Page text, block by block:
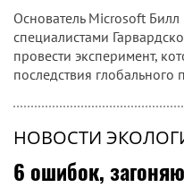
Основатель Microsoft Билл
специалистами
провести эксперимент,
последствия глобального
НОВОСТИ
6 ошибок,